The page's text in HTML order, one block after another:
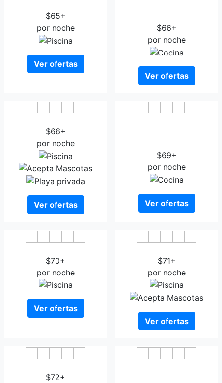
$65+
por noche
Ver ofertas
$66+
por noche
Ver ofertas
$66+
por noche
Ver ofertas
$69+
por noche
Ver ofertas
$70+
por noche
Ver ofertas
$71+
por noche
Ver ofertas
$72+